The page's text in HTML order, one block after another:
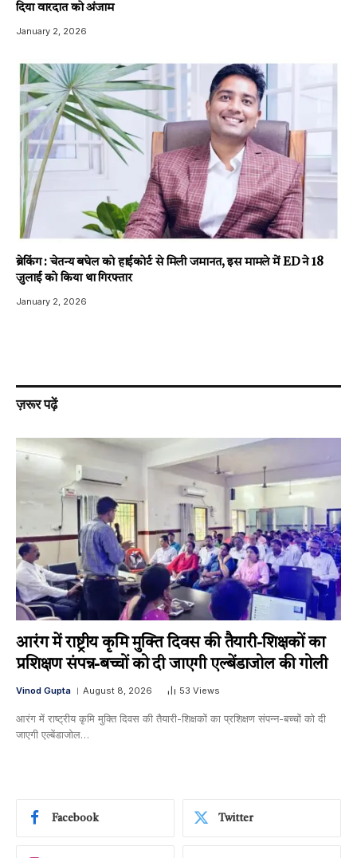
दिया वारदात को अंजाम
January 2, 2026
ब्रेकिंग : चेतन्य बघेल को हाईकोर्ट से मिली जमानत, इस मामले में ED ने 18
जुलाई को किया था गिरफ्तार
January 2, 2026
ज़रूर पढ़ें
आरंग में राष्ट्रीय कृमि मुक्ति दिवस की तैयारी-शिक्षकों का
प्रशिक्षण संपन्न-बच्चों को दी जाएगी एल्बेंडाजोल की गोली
Vinod Gupta August 8, 2026 53 Views
आरंग में राष्ट्रीय कृमि मुक्ति दिवस की तैयारी-शिक्षकों का प्रशिक्षण संपन्न-बच्चों को दी
जाएगी एल्बेंडाजोल…
Facebook Twitter